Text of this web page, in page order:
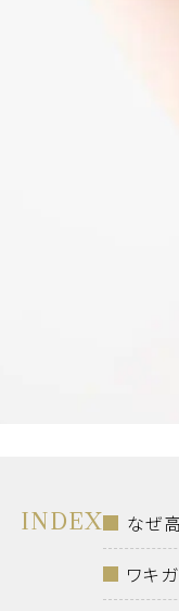
INDEX
なぜ
ワキ